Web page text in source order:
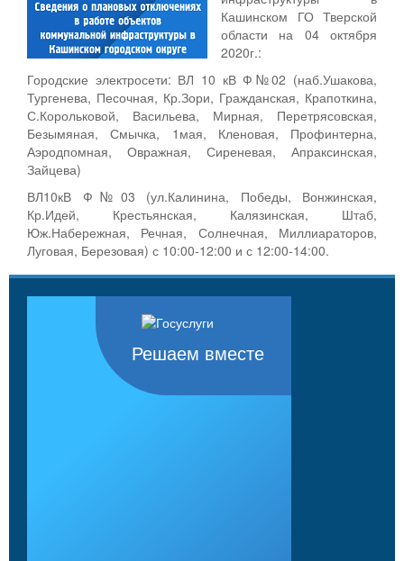
Кашинском ГО Тверской
области на 04 октября
2020г.:
Городские электросети: ВЛ 10 кВ Ф№02 (наб.Ушакова,
Тургенева, Песочная, Кр.Зори, Гражданская, Крапоткина,
С.Корольковой, Васильева, Мирная, Перетрясовская,
Безымяная, Смычка, 1мая, Кленовая, Профинтерна,
Аэродпомная, Овражная, Сиреневая, Апраксинская,
Зайцева)
ВЛ10кВ Ф№03 (ул.Калинина, Победы, Вонжинская,
Кр.Идей, Крестьянская, Калязинская, Штаб,
Юж.Набережная, Речная, Солнечная, Миллиараторов,
Луговая, Березовая) с 10:00-12:00 и с 12:00-14:00.
Решаем вместе